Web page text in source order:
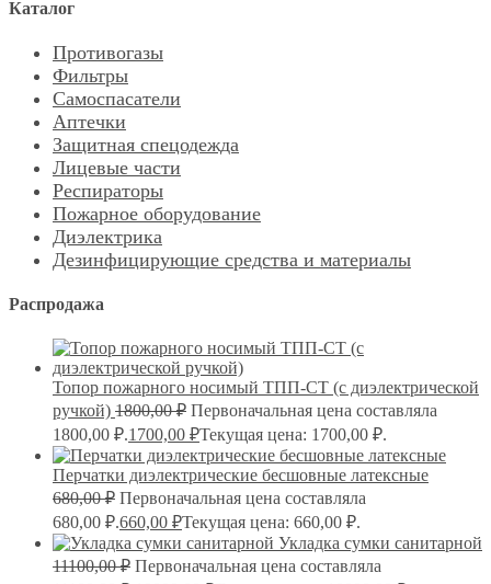
Каталог
Противогазы
Фильтры
Самоспасатели
Аптечки
Защитная спецодежда
Лицевые части
Респираторы
Пожарное оборудование
Диэлектрика
Дезинфицирующие средства и материалы
Распродажа
Топор пожарного носимый ТПП-СТ (с диэлектрической
ручкой) 1800,00₽ Первоначальная цена составляла
1800,00 ₽.1700,00 ₽Текущая цена: 1700,00 ₽.
Перчатки диэлектрические бесшовные латексные
680,00₽ Первоначальная цена составляла
680,00 ₽.660,00 ₽Текущая цена: 660,00 ₽.
Укладка сумки санитарной
11100,00₽ Первоначальная цена составляла